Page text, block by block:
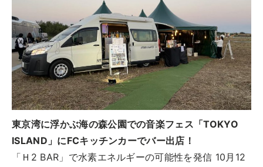
お問合せ
FOOD CAMP
フードキャンプ
トップ
ツアー一覧
参加の流れ
メール会員登録
東京湾に浮かぶ海の森公園での音楽フェス「TOKYO
ISLAND」にFCキッチンカーでバー出店！
「Ｈ2 BAR」で水素エネルギーの可能性を発信 10月12